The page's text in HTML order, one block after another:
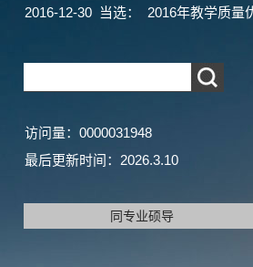
2016-12-30 当选： 2016年教学质量
访问量： 0000031948
最后更新时间： 2026.3.10
同专业硕导